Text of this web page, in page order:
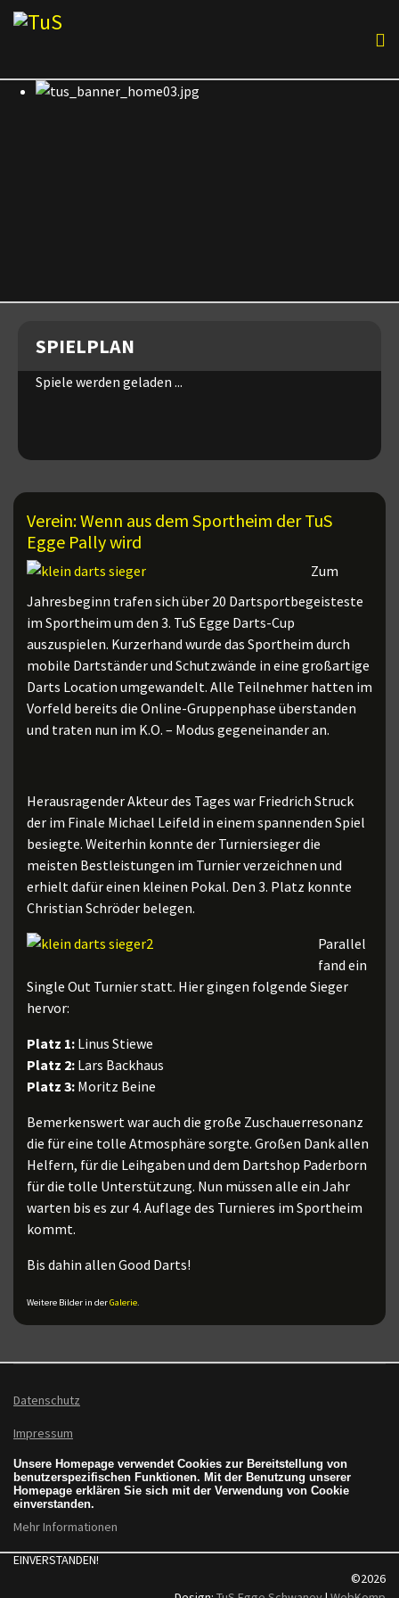
SPIELPLAN
Spiele werden geladen ...
Verein: Wenn aus dem Sportheim der TuS
Egge Pally wird
Zum
Jahresbeginn trafen sich über 20 Dartsportbegeisteste
im Sportheim um den 3. TuS Egge Darts-Cup
auszuspielen. Kurzerhand wurde das Sportheim durch
mobile Dartständer und Schutzwände in eine großartige
Darts Location umgewandelt. Alle Teilnehmer hatten im
Vorfeld bereits die Online-Gruppenphase überstanden
und traten nun im K.O. – Modus gegeneinander an.
Herausragender Akteur des Tages war Friedrich Struck
der im Finale Michael Leifeld in einem spannenden Spiel
besiegte. Weiterhin konnte der Turniersieger die
meisten Bestleistungen im Turnier verzeichnen und
erhielt dafür einen kleinen Pokal. Den 3. Platz konnte
Christian Schröder belegen.
Parallel
fand ein
Single Out Turnier statt. Hier gingen folgende Sieger
hervor:
Platz 1: Linus Stiewe
Platz 2: Lars Backhaus
Platz 3: Moritz Beine
Bemerkenswert war auch die große Zuschauerresonanz
die für eine tolle Atmosphäre sorgte. Großen Dank allen
Helfern, für die Leihgaben und dem Dartshop Paderborn
für die tolle Unterstützung. Nun müssen alle ein Jahr
warten bis es zur 4. Auflage des Turnieres im Sportheim
kommt.
Bis dahin allen Good Darts!
Weitere Bilder in derGalerie.
Datenschutz
Impressum
Unsere Homepage verwendet Cookies zur Bereitstellung von
benutzerspezifischen Funktionen. Mit der Benutzung unserer
Homepage erklären Sie sich mit der Verwendung von Cookie
einverstanden.
Mehr Informationen
EINVERSTANDEN!
©2026